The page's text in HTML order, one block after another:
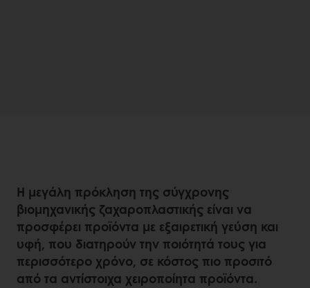
Η μεγάλη πρόκληση της σύγχρονης
βιομηχανικής ζαχαροπλαστικής είναι να
προσφέρει προϊόντα με εξαιρετική γεύση και
υφή, που διατηρούν την ποιότητά τους για
περισσότερο χρόνο, σε κόστος πιο προσιτό
από τα αντίστοιχα χειροποίητα προϊόντα.